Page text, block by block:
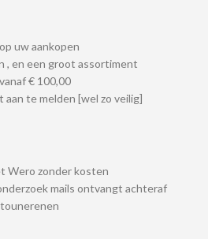
uw aankopen
, en een groot assortiment
€ 100,00
te melden [wel zo veilig]
Wero zonder kosten
mails ontvangt achteraf